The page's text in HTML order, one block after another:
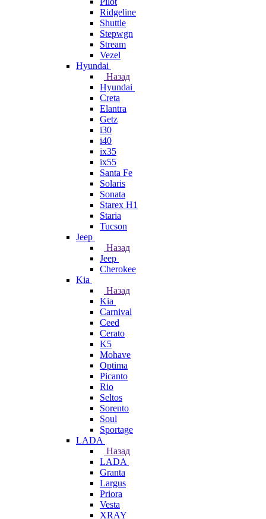
Ridgeline
Shuttle
Stepwgn
Stream
Vezel
Hyundai
Назад
Hyundai
Creta
Elantra
Getz
i30
i40
ix35
ix55
Santa Fe
Solaris
Sonata
Starex H1
Staria
Tucson
Jeep
Назад
Jeep
Cherokee
Kia
Назад
Kia
Carnival
Ceed
Cerato
K5
Mohave
Optima
Picanto
Rio
Seltos
Sorento
Soul
Sportage
LADA
Назад
LADA
Granta
Largus
Priora
Vesta
XRAY